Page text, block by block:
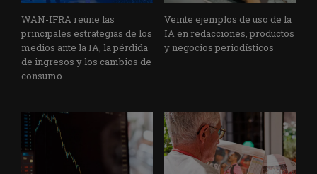
WAN-IFRA reúne las
principales estrategias de los
medios ante la IA, la pérdida
de ingresos y los cambios de
consumo
Veinte ejemplos de uso de la
IA en redacciones, productos
y negocios periodísticos